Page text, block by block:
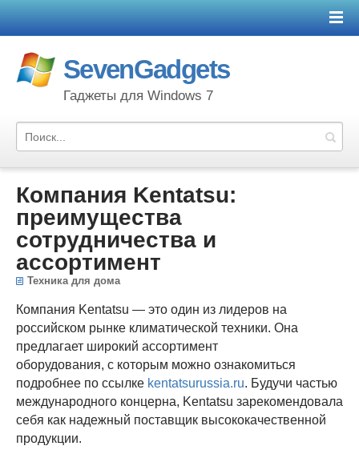
SevenGadgets
Гаджеты для Windows 7
Компания Kentatsu:
преимущества
сотрудничества и
ассортимент
Техника для дома
Компания Kentatsu — это один из лидеров на
российском рынке климатической техники. Она
предлагает широкий ассортимент
оборудования, с которым можно ознакомиться
подробнее по ссылке kentatsurussia.ru. Будучи частью
международного концерна, Kentatsu зарекомендовала
себя как надежный поставщик высококачественной
продукции.